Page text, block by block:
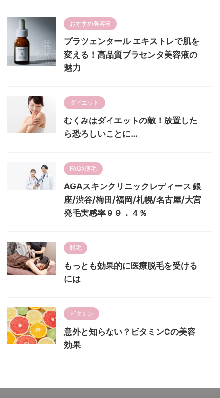
おすすめ美容液
プラツェンタール エキストレで肌を
変える！高品質プラセンタ美容液の
魅力
ダイエット
むくみはダイエットの敵！放置した
ら恐ろしいことに…
FAGA薄毛
AGAスキンクリニックレディース 銀
座/渋谷/梅田/福岡/札幌/名古屋/大宮
発毛実感率９９．４％
脱毛
もっとも効果的に医療脱毛を受ける
には
ビタミン
意外と知らない？ビタミンCの美容
効果